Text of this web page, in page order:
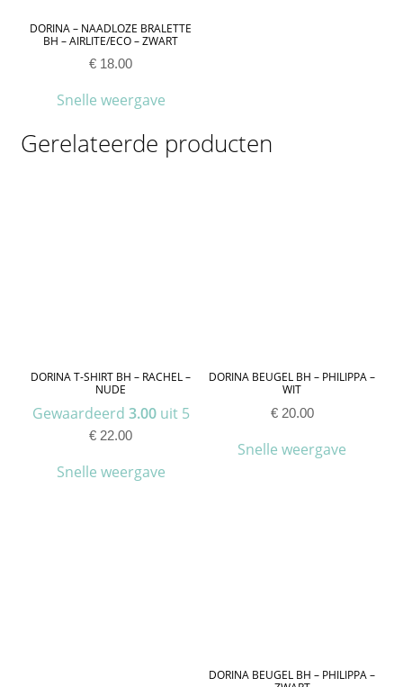
DORINA – NAADLOZE BRALETTE
BH – AIRLITE/ECO – ZWART
€ 18.00
Snelle weergave
Gerelateerde producten
DORINA T-SHIRT BH – RACHEL –
NUDE
Gewaardeerd 3.00uit 5
€ 22.00
Snelle weergave
DORINA BEUGEL BH – PHILIPPA –
WIT
€20.00
Snelle weergave
DORINA BEUGEL BH – PHILIPPA –